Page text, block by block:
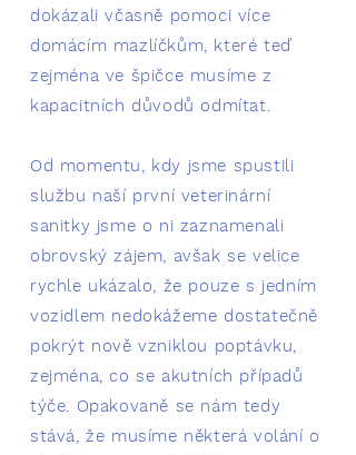
dokázali včasně pomoci více
domácím mazlíčkům, které teď
zejména ve špičce musíme z
kapacitních důvodů odmítat.
Od momentu, kdy jsme spustili
službu naší první veterinární
sanitky jsme o ni zaznamenali
obrovský zájem, avšak se velice
rychle ukázalo, že pouze s jedním
vozidlem nedokážeme dostatečně
pokrýt nově vzniklou poptávku,
zejména, co se akutních případů
týče. Opakovaně se nám tedy
stává, že musíme některá volání o